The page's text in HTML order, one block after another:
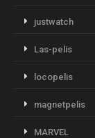
justwatch
Las-pelis
locopelis
magnetpelis
MARVEL